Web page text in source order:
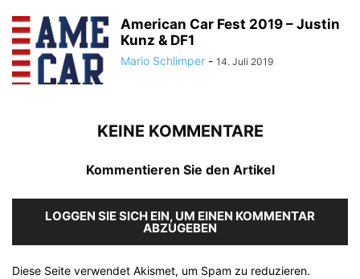
American Car Fest 2019 – Justin
Kunz & DF1
Mario Schlimper - 14. Juli 2019
KEINE KOMMENTARE
Kommentieren Sie den Artikel
LOGGEN SIE SICH EIN, UM EINEN KOMMENTAR
ABZUGEBEN
Diese Seite verwendet Akismet, um Spam zu reduzieren.